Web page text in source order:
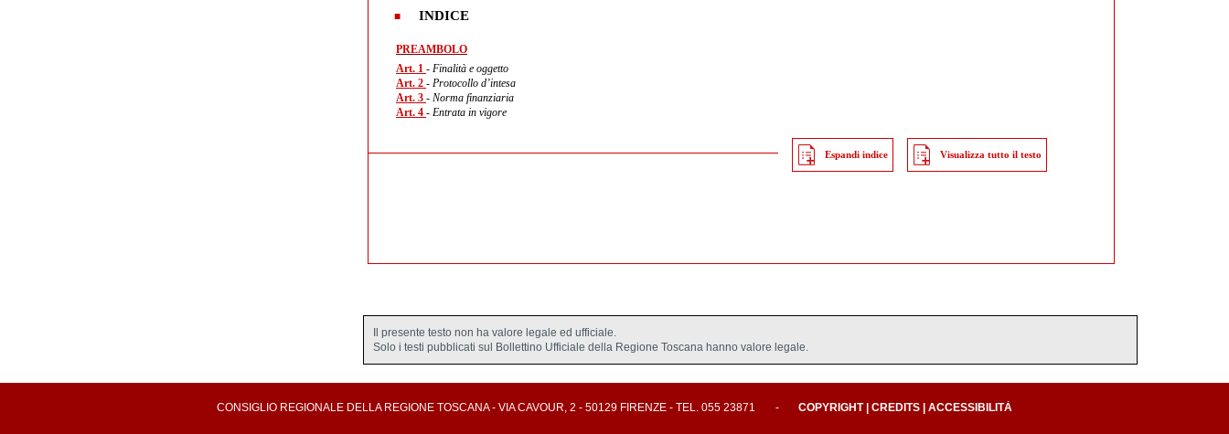
INDICE
PREAMBOLO
Art. 1 - Finalità e oggetto
Art. 2 - Protocollo d’intesa
Art. 3 - Norma finanziaria
Art. 4 - Entrata in vigore
Espandi indice Visualizza tutto il testo
Il presente testo non ha valore legale ed ufficiale.
Solo i testi pubblicati sul Bollettino Ufficiale della Regione Toscana hanno valore legale.
CONSIGLIO REGIONALE DELLA REGIONE TOSCANA - VIA CAVOUR, 2 - 50129 FIRENZE - TEL. 055 23871 - COPYRIGHT|CREDITS |ACCESSIBILITÀ